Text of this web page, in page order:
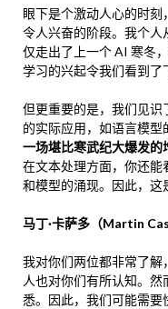
眼下是个激动人心的时
令人兴奋的阶段。我个
仅走出了上一个 AI 寒冬
学习的兴起令我们看到了
但更重要的是，我们见识
的实际应用，如语言模型
一场堪比寒武纪大爆发的
在文本处理方面，你还能
和模型的涌现。因此，这
马丁·卡萨多（Martin
我对你们两位都非常了解
人也对你们有所认知。
悉。因此，我们可能需